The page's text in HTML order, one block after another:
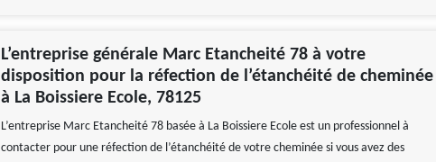
L’entreprise générale Marc Etancheité 78 à votre
disposition pour la réfection de l’étanchéité de cheminée
à La Boissiere Ecole, 78125
L’entreprise Marc Etancheité 78 basée à La Boissiere Ecole est un professionnel à
contacter pour une réfection de l’étanchéité de votre cheminée si vous avez des